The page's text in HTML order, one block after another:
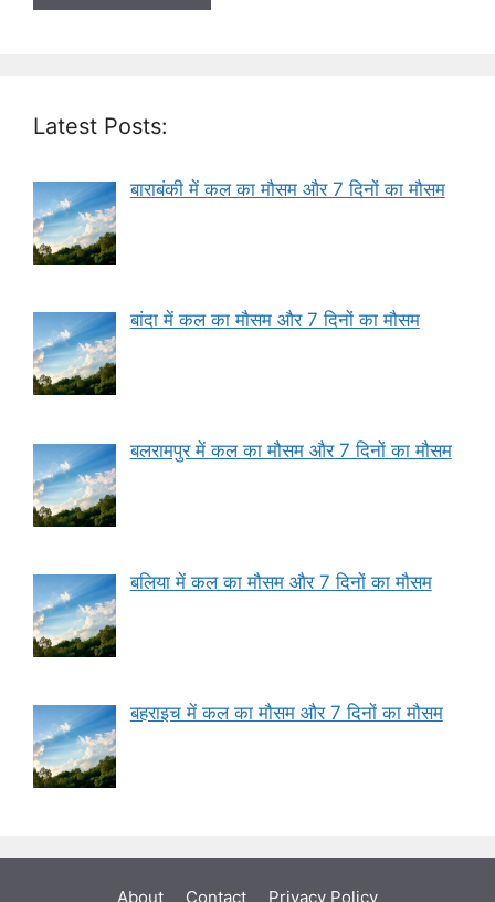
Latest Posts:
बाराबंकी में कल का मौसम और 7 दिनों का मौसम
बांदा में कल का मौसम और 7 दिनों का मौसम
बलरामपुर में कल का मौसम और 7 दिनों का मौसम
बलिया में कल का मौसम और 7 दिनों का मौसम
बहराइच में कल का मौसम और 7 दिनों का मौसम
About Contact Privacy Policy